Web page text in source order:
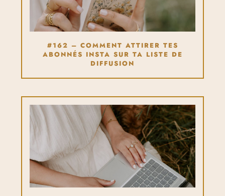
#162 – COMMENT ATTIRER TES
ABONNÉS INSTA SUR TA LISTE DE
DIFFUSION